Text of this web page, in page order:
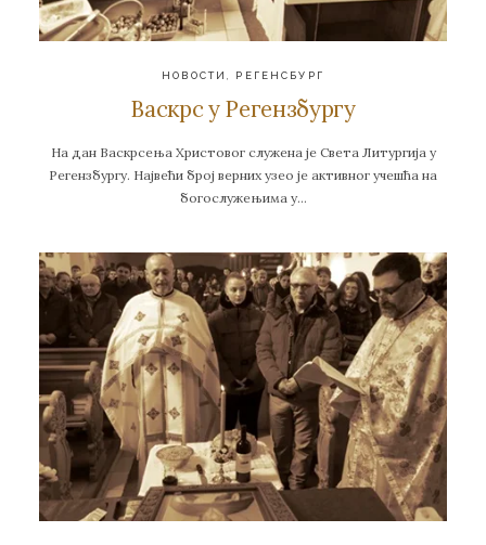
НОВОСТИ РЕГЕНСБУРГ
Васкрс у Регензбургу
На дан Васкрсења Христовог служена је Света Литургија у
Регензбургу. Највећи број верних узео је активног учешћа на
богослужењима у…